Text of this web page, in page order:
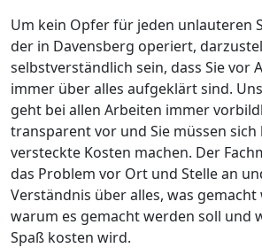
Um kein Opfer für jeden unlauteren
der in Davensberg operiert,
selbstverständlich sein, dass Sie vor
immer über alles aufgeklärt sind.
geht bei allen Arbeiten immer
transparent vor und Sie müssen sich
versteckte Kosten machen. Der
das Problem vor Ort und Stelle an
Verständnis über alles, was
warum es gemacht werden soll und
Spaß kosten wird.